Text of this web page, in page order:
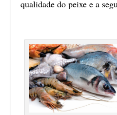
qualidade do peixe e a